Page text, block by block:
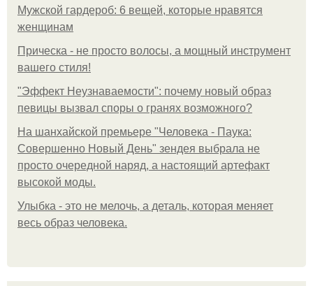
Мужской гардероб: 6 вещей, которые нравятся
женщинам
Прическа - не просто волосы, а мощный инструмент
вашего стиля!
"Эффект Неузнаваемости": почему новый образ
певицы вызвал споры о гранях возможного?
На шанхайской премьере "Человека - Паука:
Совершенно Новый День" зендея выбрала не
просто очередной наряд, а настоящий артефакт
высокой моды.
Улыбка - это не мелочь, а деталь, которая меняет
весь образ человека.